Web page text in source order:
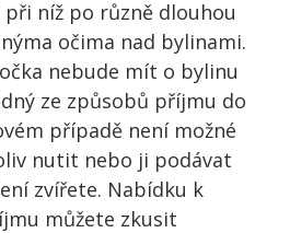
níž po různě dlouhou
očima nad bylinami.
nebude mít o bylinu
ze způsobů příjmu do
případě není možné
nutit nebo ji podávat
zvířete. Nabídku k
můžete zkusit